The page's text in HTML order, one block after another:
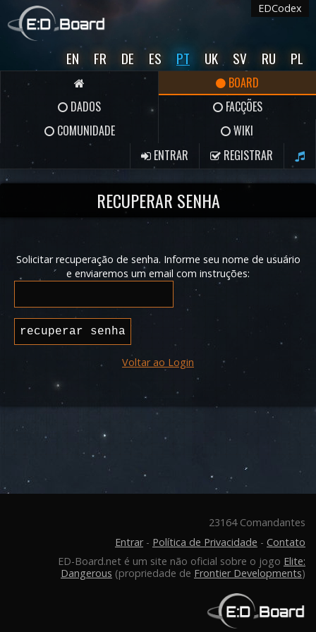
EDCodex
EN FR DE ES PT UK SV RU PL
BOARD
DADOS
FACÇÕES
COMUNIDADE
WIKI
ENTRAR
REGISTRAR
RECUPERAR SENHA
Solicitar recuperação de senha. Informe seu nome de usuário
e enviaremos um email com instruções:
Voltar ao Login
23164 Comandantes
Entrar- Política de Privacidade - Contato
ED-Board.net é um site não oficial sobre o jogo Elite:
Dangerous (propriedade de Frontier Developments)